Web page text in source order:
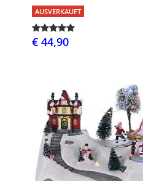
AUSVERKAUFT
€ 44,90